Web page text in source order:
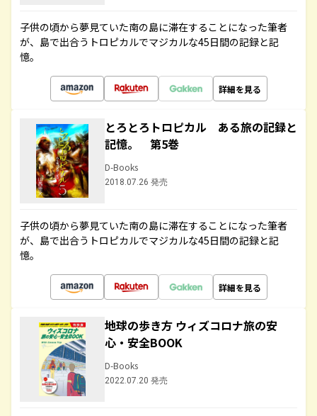
子供の頃から夢見ていた南の島に滞在することになった筆者
が、島で出合うトロピカルでマジカルな45日間の記録と記
憶。
詳細を見る
とろとろトロピカル ある旅の記録と
記憶。 第5巻
D-Books
2018.07.26 発売
子供の頃から夢見ていた南の島に滞在することになった筆者
が、島で出合うトロピカルでマジカルな45日間の記録と記
憶。
詳細を見る
地球の歩き方 ウィズコロナ旅の安
心・安全BOOK
D-Books
2022.07.20 発売